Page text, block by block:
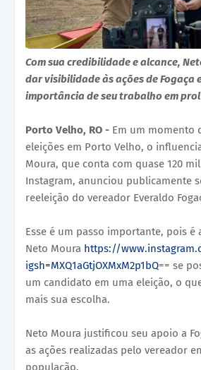
Com sua credibilidade e alcance,
dar visibilidade às ações de Fogaça
importância de seu trabalho em
Porto Velho, RO - Em um momento
eleições em Porto Velho, o
Moura, que conta com quase 120
Instagram, anunciou publicamente
reeleição do vereador Everaldo
Esse é um passo importante, pois é
Neto Moura https://
igsh=MXQ1aGtjOXMxM2p1bQ== se
um candidato em uma eleição, o
mais sua escolha.
Neto Moura justificou seu apoio a
as ações realizadas pelo vereador
população.